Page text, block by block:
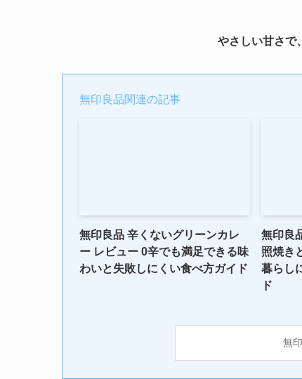
やさしい甘さで
無印良品関連の記事
無印良品 辛くないグリーンカレ
ー レビュー 0辛でも満足できる味
わいと失敗しにくい食べ方ガイド
無印良
照焼き
暮らし
ド
無